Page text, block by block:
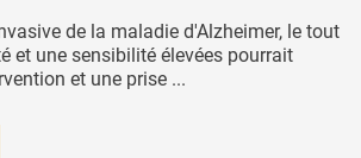
de la maladie d'Alzheimer, le tout
et une sensibilité élevées pourrait
et une prise ...